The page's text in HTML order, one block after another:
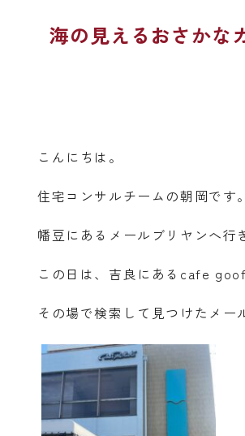
海の見えるおさかな
こんにちは。
住宅コンサルチームの朝岡です。
幡豆にあるメールブリヤンへ行
この日は、吉良にあるcafe
その場で検索して見つけたメー